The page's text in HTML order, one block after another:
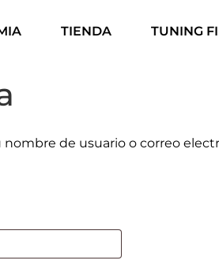
TIENDA TUNING
de usuario o correo